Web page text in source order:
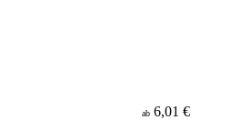
ab 6,01 €